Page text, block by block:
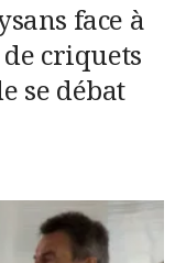
face à
criquets
se débat